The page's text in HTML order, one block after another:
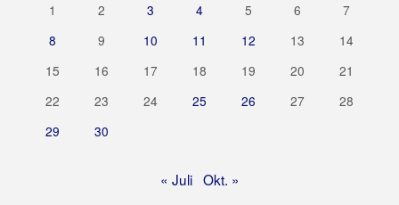
1
2 3 4 5 6
7
8
9 10 11 12 13
14
15
16 17 18 19 20
21
22
23 24 25 26 27
28
29
30
« Juli Okt. »